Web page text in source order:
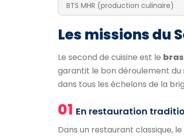
BTS MHR (production culinaire)
Les missions du
Le second de cuisine est le
garantit le bon déroulement du
dans tous les échelons de la
01 En restauration
Dans un restaurant classique,